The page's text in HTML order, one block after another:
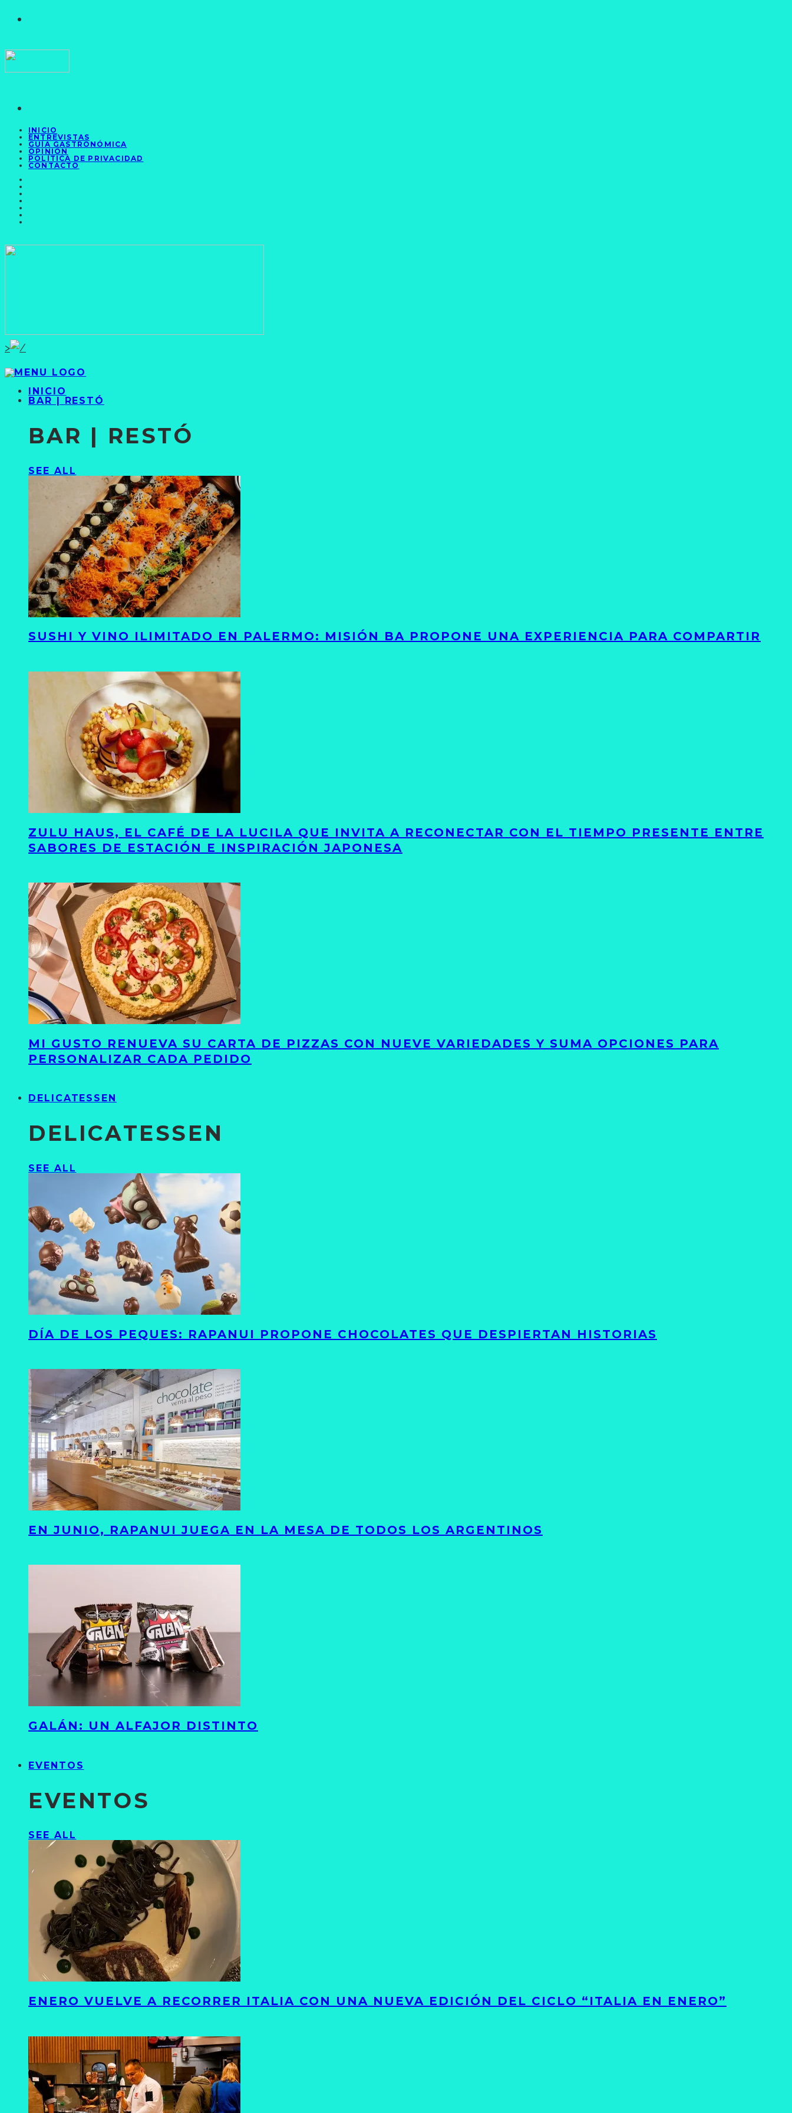
INICIO
ENTREVISTAS
GUÍA GASTRONÓMICA
OPINIÓN
POLÍTICA DE PRIVACIDAD
CONTACTO
>
INICIO
BAR | RESTÓ
BAR | RESTÓ
SEE ALL
SUSHI Y VINO ILIMITADO EN PALERMO: MISIÓN BA PROPONE UNA EXPERIENCIA PARA COMPARTIR
ZULU HAUS, EL CAFÉ DE LA LUCILA QUE INVITA A RECONECTAR CON EL TIEMPO PRESENTE ENTRE
SABORES DE ESTACIÓN E INSPIRACIÓN JAPONESA
MI GUSTO RENUEVA SU CARTA DE PIZZAS CON NUEVE VARIEDADES Y SUMA OPCIONES PARA
PERSONALIZAR CADA PEDIDO
DELICATESSEN
DELICATESSEN
SEE ALL
DÍA DE LOS PEQUES: RAPANUI PROPONE CHOCOLATES QUE DESPIERTAN HISTORIAS
EN JUNIO, RAPANUI JUEGA EN LA MESA DE TODOS LOS ARGENTINOS
GALÁN: UN ALFAJOR DISTINTO
EVENTOS
EVENTOS
SEE ALL
ENERO VUELVE A RECORRER ITALIA CON UNA NUEVA EDICIÓN DEL CICLO “ITALIA EN ENERO”